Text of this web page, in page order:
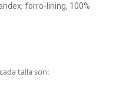
forro-lining, 100%
talla son: